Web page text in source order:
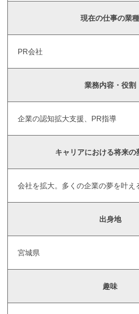
現在の仕事の業種
PR会社
業務内容・役割
企業の認知拡大支援、PR指導
キャリアにおける将来の
会社を拡大。多くの企業の夢を叶え
出身地
宮城県
趣味